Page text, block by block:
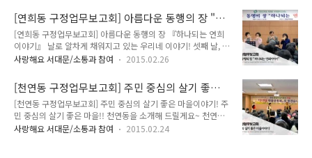
께 만나볼까요~ 지기와 함께 홍제2동 주민센터로 GO GO~ 민
요 공연으로 주민화합 한마당을 시작해 주셨어요! 우리 가락을
통해서 홍제2동의 이야기를 들을 수 있는 시간이였는데요. 구성
진 가락에 담긴 홍제2동의 모습을 상상하게 되었답니다! 행복한
홍제2동의 이야기를 한눈에 볼 수 있는 "행복한 마을이야기 한
을 분위기를 느낄 수 있었답니다. 행복한 마을을 만들기 위해 항
상 노력하시는 주민 여러분들의 모습! 너무..
[연희동 구정업무보고회] 아름다운 동행의 장 "하
나되는 연희이야기"
[연희동 구정업무보고회] 아름다운 동행의 장 『하나되는 연희
이야기』 날로 알차게 채워지고 있는 우리네 이야기! 셋째 날, 오
늘은 지기의 일터가 속해있는 연희동을 찾았어요! 연희동 자치
이야기로 채워졌을지 지금 바로 만나러 가볼까요!! 다채로운 음
색을 표현해주는 오카리나 연주로 시작했어요! 아름다운 선율이
우리의 마음을 따뜻하게 해주었는데요~ 오카리나를 통해 주민
여러분 모두가 하나가 되는 느낌을 받았답니다!!^^ 흐뭇한 미소
를 짓게 해준 오카니나 연주!! 감사합니다~^^ 막간을 이용해 서
사랑해요 서대문/소통과 참여 2015.02.26
[천연동 구정업무보고회] 주민 중심의 살기 좋은
마을이야기!
[천연동 구정업무보고회] 주민 중심의 살기 좋은 마을이야기! 주
민 중심의 살기 좋은 마을!! 천연동을 소개해 드릴게요~ 천연동
주민센터에서 열린 주민과의 소통시간!! 서대문구의 대표 전통
사랑해요 서대문/소통과 참여 2015.02.24